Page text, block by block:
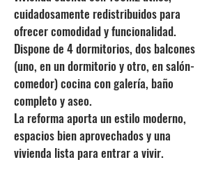
cuidadosamente redistribuidos para
ofrecer comodidad y funcionalidad.
Dispone de 4 dormitorios, dos balcones
(uno, en un dormitorio y otro, en salón-
comedor) cocina con galería, baño
completo y aseo.
La reforma aporta un estilo moderno,
espacios bien aprovechados y una
vivienda lista para entrar a vivir.